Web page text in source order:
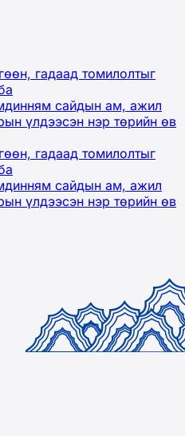
гадаад томилолтыг
сайдын ам, ажил
үлдээсэн нэр төрийн өв
гадаад томилолтыг
сайдын ам, ажил
үлдээсэн нэр төрийн өв